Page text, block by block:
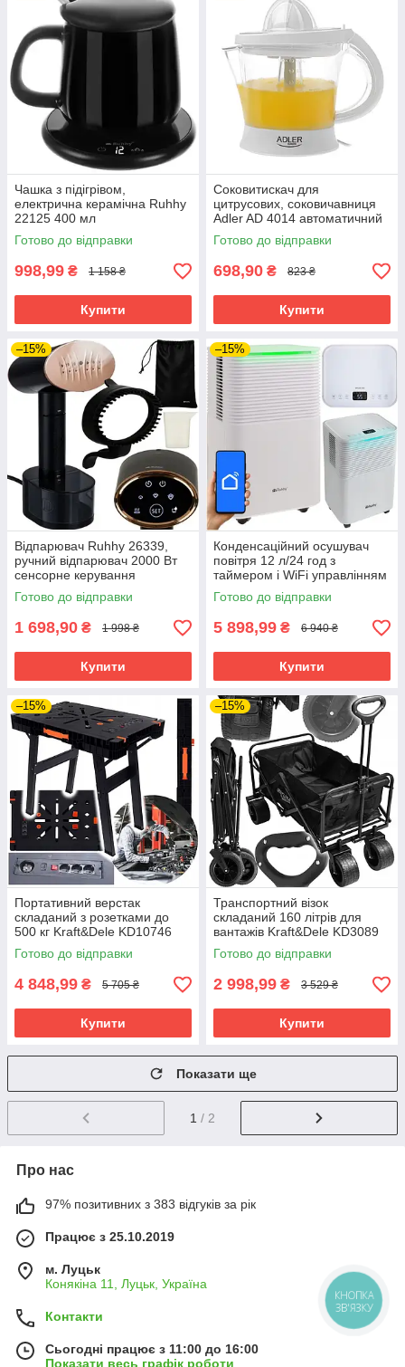
Чашка з підігрівом,
електрична керамічна Ruhhy
22125 400 мл
Готово до відправки
998,99 ₴ 1 158 ₴
Купити
Соковитискач для
цитрусових, соковичавниця
Adler AD 4014 автоматичний
старт 1 л резервуар
Готово до відправки
698,90 ₴ 823 ₴
Купити
–15%
Відпарювач Ruhhy 26339,
ручний відпарювач 2000 Вт
сенсорне керування
Готово до відправки
1 698,90 ₴ 1 998 ₴
Купити
–15%
Конденсаційний осушувач
повітря 12 л/24 год з
таймером і WiFi управлінням
Ruhhy 26498
Готово до відправки
5 898,99 ₴ 6 940 ₴
Купити
–15%
Портативний верстак
складаний з розетками до
500 кг Kraft&Dele KD10746
Готово до відправки
4 848,99 ₴ 5 705 ₴
Купити
–15%
Транспортний візок
складаний 160 літрів для
вантажів Kraft&Dele KD3089
Готово до відправки
2 998,99 ₴ 3 529 ₴
Купити
Показати ще
1 / 2
Про нас
97% позитивних з 383 відгуків за рік
Працює з 25.10.2019
м. Луцьк
Конякіна 11, Луцьк, Україна
Контакти
Сьогодні працює з 11:00 до 16:00
Показати весь графік роботи
КНОПКА
ЗВ'ЯЗКУ